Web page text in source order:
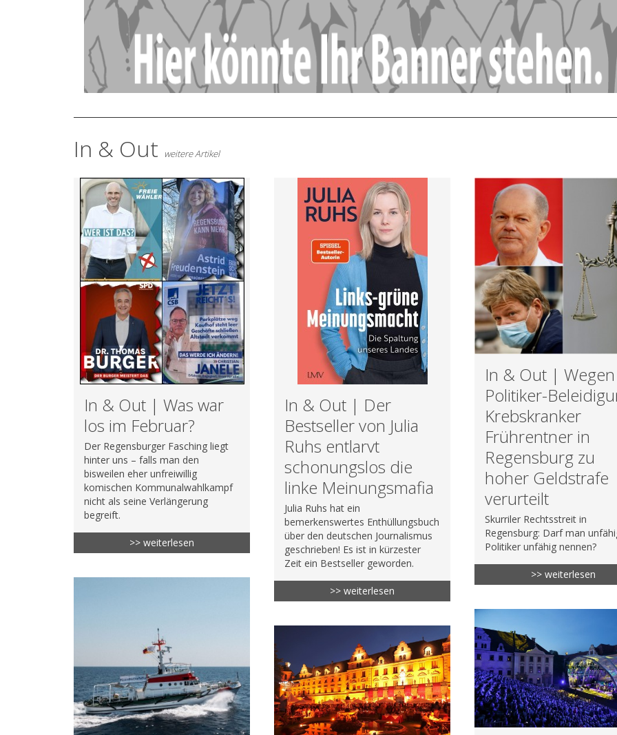
In & Out weitere Artikel
In & Out | Was war
los im Februar?
Der Regensburger Fasching liegt
hinter uns – falls man den
bisweilen eher unfreiwillig
komischen Kommunalwahlkampf
nicht als seine Verlängerung
begreift.
>> weiterlesen
In & Out | Der
Bestseller von Julia
Ruhs entlarvt
schonungslos die
linke Meinungsmafia
Julia Ruhs hat ein
bemerkenswertes Enthüllungsbuch
über den deutschen Journalismus
geschrieben! Es ist in kürzester
Zeit ein Bestseller geworden.
>> weiterlesen
In & Out | Wegen
Politiker-
Krebskranker
Frührentner in
Regensburg zu
hoher Geldstrafe
verurteilt
Skurriler Rechtsstreit in
Regensburg: Darf man
Politiker unfähig nennen?
>> weiterlesen